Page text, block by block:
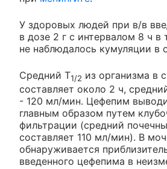
У здоровых людей при в/в
в дозе 2 г с интервалом 8 ч в
не наблюдалось кумуляции в
Средний T1/2 из организма в
составляет около 2 ч,
- 120 мл/мин. Цефепим
главным образом путем
фильтрации (средний
составляет 110 мл/мин). В
обнаруживается
введенного цефепима в